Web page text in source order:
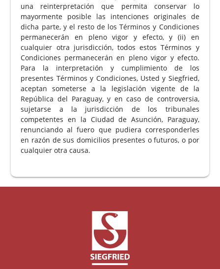
una reinterpretación que permita conservar lo
mayormente posible las intenciones originales de
dicha parte, y el resto de los Términos y Condiciones
permanecerán en pleno vigor y efecto, y (ii) en
cualquier otra jurisdicción, todos estos Términos y
Condiciones permanecerán en pleno vigor y efecto.
Para la interpretación y cumplimiento de los
presentes Términos y Condiciones, Usted y Siegfried,
aceptan someterse a la legislación vigente de la
República del Paraguay, y en caso de controversia,
sujetarse a la jurisdicción de los tribunales
competentes en la Ciudad de Asunción, Paraguay,
renunciando al fuero que pudiera corresponderles
en razón de sus domicilios presentes o futuros, o por
cualquier otra causa.